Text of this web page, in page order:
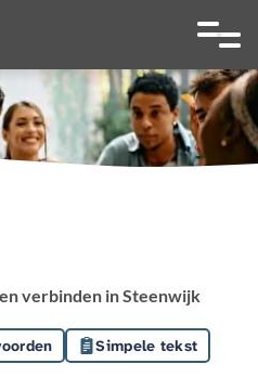
Hoog contrast
Ga naar
verbinden in Steenwijk
Simpele tekst